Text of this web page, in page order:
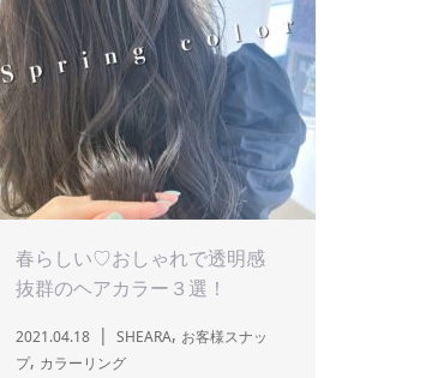
春らしい♡おしゃれで透明感
抜群のヘアカラー３選！
2021.04.18 SHEARA, お客様スナッ
プ, カラーリング